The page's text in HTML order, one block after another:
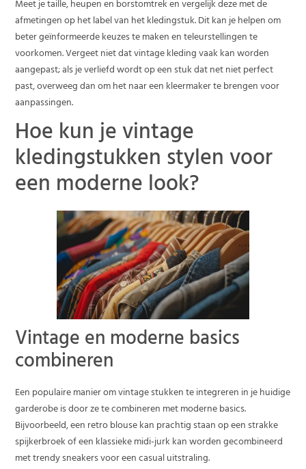
Meet je taille, heupen en borstomtrek en vergelijk deze met de
afmetingen op het label van het kledingstuk. Dit kan je helpen om
beter geïnformeerde keuzes te maken en teleurstellingen te
voorkomen. Vergeet niet dat vintage kleding vaak kan worden
aangepast; als je verliefd wordt op een stuk dat net niet perfect
past, overweeg dan om het naar een kleermaker te brengen voor
aanpassingen.
Hoe kun je vintage
kledingstukken stylen voor
een moderne look?
Vintage en moderne basics
combineren
Een populaire manier om vintage stukken te integreren in je huidige
garderobe is door ze te combineren met moderne basics.
Bijvoorbeeld, een retro blouse kan prachtig staan op een strakke
spijkerbroek of een klassieke midi-jurk kan worden gecombineerd
met trendy sneakers voor een casual uitstraling.